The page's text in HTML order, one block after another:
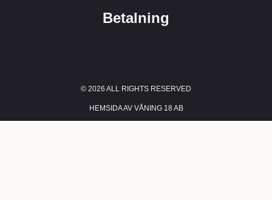
Betalning
© 2026 ALL RIGHTS RESERVED​
HEMSIDA AV VÅNING 18 AB